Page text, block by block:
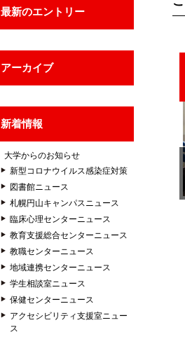
最新のエントリー
アーカイブ
新着情報
大学からのお知らせ
新型コロナウイルス感染症対策
図書館ニュース
札幌円山キャンパスニュース
臨床心理センターニュース
教育支援総合センターニュース
教職センターニュース
地域連携センターニュース
学生相談室ニュース
保健センターニュース
アクセシビリティ支援室ニュー
ス